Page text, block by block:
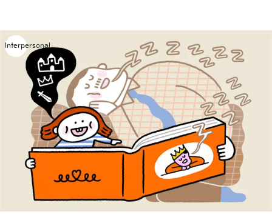
content
Interpersonal